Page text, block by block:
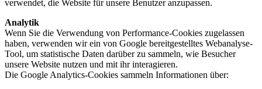
verwendet, die Website für unsere Benutzer anzupassen.
Analytik
Wenn Sie die Verwendung von Performance-Cookies zugelassen
haben, verwenden wir ein von Google bereitgestelltes Webanalyse-
Tool, um statistische Daten darüber zu sammeln, wie Besucher
unsere Website nutzen und mit ihr interagieren.
Die Google Analytics-Cookies sammeln Informationen über: